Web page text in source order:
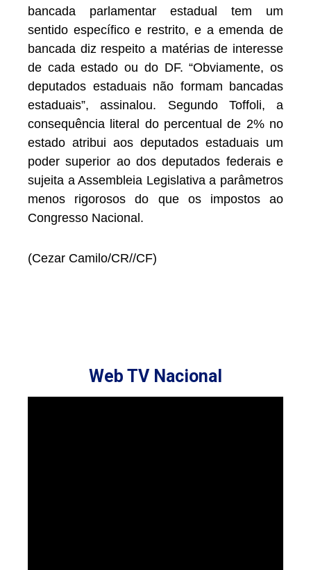
bancada parlamentar estadual tem um
sentido específico e restrito, e a emenda de
bancada diz respeito a matérias de interesse
de cada estado ou do DF. “Obviamente, os
deputados estaduais não formam bancadas
estaduais”, assinalou. Segundo Toffoli, a
consequência literal do percentual de 2% no
estado atribui aos deputados estaduais um
poder superior ao dos deputados federais e
sujeita a Assembleia Legislativa a parâmetros
menos rigorosos do que os impostos ao
Congresso Nacional.
(Cezar Camilo/CR//CF)
Web TV Nacional